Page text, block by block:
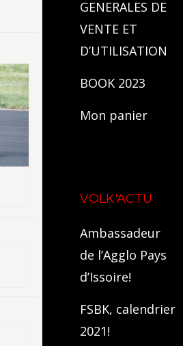
GENERALES DE
VENTE ET
D’UTILISATION
BOOK 2023
Mon panier
VOLK'ACTU
Ambassadeur
de l’Agglo Pays
d’Issoire!
FSBK, calendrier
2021!